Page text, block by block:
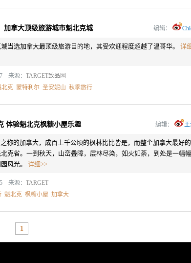
加拿大顶级旅游城市魁北克城 编辑：
当选加拿大最顶级旅游目的地，其受欢迎程度超越了温哥华。 详
来源： TARGET致品网
北克 蒙特利尔 圣安妮山 秋季旅行
体验魁北克枫糖小屋乐趣 编辑：
称的加拿大，成百上千公顷的枫林比比皆是，而整个加拿大最好的
克省。一到秋天，山峦叠障，层林尽染，如火如荼，到处是一幅幅
风光。 详细>>
来源： TARGET
魁北克 枫糖小屋 加拿大
1